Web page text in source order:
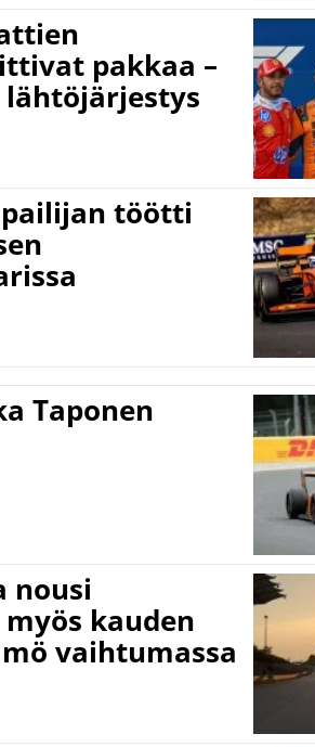
pakkaa –
lähtöjärjestys
töötti
Taponen
nousi
kauden
vaihtumassa